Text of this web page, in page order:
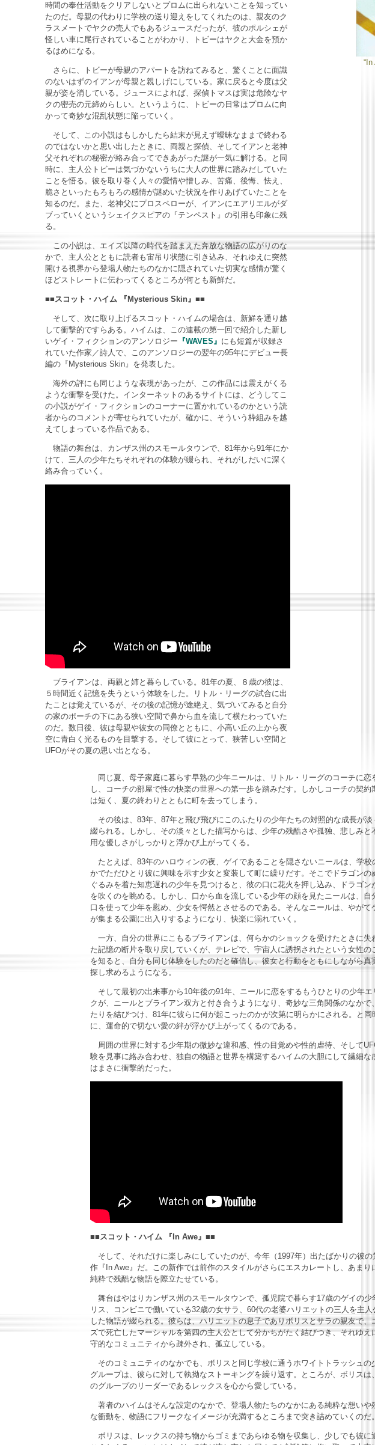
時間の奉仕活動をクリアしないとプロムに出られないことを知ってい
たのだ。母親の代わりに学校の送り迎えをしてくれたのは、親友のク
ラスメートでヤクの売人でもあるジュースだったが、彼のポルシェが
怪しい車に尾行されていることがわかり、トビーはヤクと大金を預か
るはめになる。
さらに、トビーが母親のアパートを訪ねてみると、驚くことに面識
のないはずのイアンが母親と親しげにしている。家に戻ると今度は父
親が姿を消している。ジュースによれば、探偵トマスは実は危険なヤ
クの密売の元締めらしい。というように、トビーの日常はプロムに向
かって奇妙な混乱状態に陥っていく。
そして、この小説はもしかしたら結末が見えず曖昧なままで終わる
のではないかと思い出したときに、両親と探偵、そしてイアンと老神
父それぞれの秘密が絡み合ってできあがった謎が一気に解ける。と同
時に、主人公トビーは気づかないうちに大人の世界に踏みだしていた
ことを悟る。彼を取り巻く人々の愛情や憎しみ、苦痛、後悔、怯え、
脆さといったもろもろの感情が謎めいた状況を作りあげていたことを
知るのだ。また、老神父にプロスペローが、イアンにエアリエルがダ
ブっていくというシェイクスピアの『テンペスト』の引用も印象に残
る。
この小説は、エイズ以降の時代を踏まえた奔放な物語の広がりのな
かで、主人公とともに読者も宙吊り状態に引き込み、それゆえに突然
開ける視界から登場人物たちのなかに隠されていた切実な感情が驚く
ほどストレートに伝わってくるところが何とも新鮮だ。
■■スコット・ハイム 『Mysterious Skin』■■
そして、次に取り上げるスコット・ハイムの場合は、新鮮を通り越
して衝撃的ですらある。ハイムは、この連載の第一回で紹介した新し
いゲイ・フィクションのアンソロジー 『WAVES』 にも短篇が収録さ
れていた作家／詩人で、このアンソロジーの翌年の95年にデビュー長
編の『Mysterious Skin』を発表した。
海外の評にも同じような表現があったが、この作品には震えがくる
ような衝撃を受けた。インターネットのあるサイトには、どうしてこ
の小説がゲイ・フィクションのコーナーに置かれているのかという読
者からのコメントが寄せられていたが、確かに、そういう枠組みを越
えてしまっている作品である。
物語の舞台は、カンザス州のスモールタウンで、81年から91年にか
けて、三人の少年たちそれぞれの体験が綴られ、それがしだいに深く
絡み合っていく。
ブライアンは、両親と姉と暮らしている。81年の夏、８歳の彼は、
５時間近く記憶を失うという体験をした。リトル・リーグの試合に出
たことは覚えているが、その後の記憶が途絶え、気づいてみると自分
の家のポーチの下にある狭い空間で鼻から血を流して横たわっていた
のだ。数日後、彼は母親や彼女の同僚とともに、小高い丘の上から夜
空に青白く光るものを目撃する。そして彼にとって、狭苦しい空間と
UFOがその夏の思い出となる。
同じ夏、母子家庭に暮らす早熟の少年ニールは、リトル・リーグのコーチに恋
し、コーチの部屋で性の快楽の世界への第一歩を踏みだす。しかしコーチの契約
は短く、夏の終わりとともに町を去ってしまう。
その後は、83年、87年と飛び飛びにこのふたりの少年たちの対照的な成長が淡
綴られる。しかし、その淡々とした描写からは、少年の残酷さや孤独、悲しみと
用な優しさがしっかりと浮かび上がってくる。
たとえば、83年のハロウィンの夜、ゲイであることを隠さないニールは、学校
かでただひとり彼に興味を示す少女と変装して町に繰りだす。そこでドラゴンの
ぐるみを着た知恵遅れの少年を見つけると、彼の口に花火を押し込み、ドラゴン
を吹くのを眺める。しかし、口から血を流している少年の顔を見たニールは、自
口を使って少年を慰め、少女を愕然とさせるのである。そんなニールは、やがて
が集まる公園に出入りするようになり、快楽に溺れていく。
一方、自分の世界にこもるブライアンは、何らかのショックを受けたときに失
た記憶の断片を取り戻していくが、テレビで、宇宙人に誘拐されたという女性の
を知ると、自分も同じ体験をしたのだと確信し、彼女と行動をともにしながら真
探し求めるようになる。
そして最初の出来事から10年後の91年、ニールに恋をするもうひとりの少年エ
クが、ニールとブライアン双方と付き合うようになり、奇妙な三角関係のなかで
たりを結びつけ、81年に彼らに何が起こったのかが次第に明らかにされる。と同
に、運命的で切ない愛の絆が浮かび上がってくるのである。
周囲の世界に対する少年期の微妙な違和感、性の目覚めや性的虐待、そして
験を見事に絡み合わせ、独自の物語と世界を構築するハイムの大胆にして繊細な
はまさに衝撃的だった。
■■スコット・ハイム 『In Awe』■■
そして、それだけに楽しみにしていたのが、今年（1997年）出たばかりの彼の
作『In Awe』だ。この新作では前作のスタイルがさらにエスカレートし、あまり
純粋で残酷な物語を際立たせている。
舞台はやはりカンザス州のスモールタウンで、孤児院で暮らす17歳のゲイの少
リス、コンビニで働いている32歳の女サラ、60代の老婆ハリエットの三人を主人
した物語が綴られる。彼らは、ハリエットの息子でありボリスとサラの親友で、
ズで死亡したマーシャルを第四の主人公として分かちがたく結びつき、それゆえ
守的なコミュニティから疎外され、孤立している。
そのコミュニティのなかでも、ボリスと同じ学校に通うホワイトトラッシュの
グループは、彼らに対して執拗なストーキングを繰り返す。ところが、ボリスは
のグループのリーダーであるレックスを心から愛している。
著者のハイムはそんな設定のなかで、登場人物たちのなかにある純粋な想いや
な衝動を、物語にフリークなイメージが充満するところまで突き詰めていくのだ。
ボリスは、レックスの持ち物からゴミまであらゆる物を収集し、少しでも彼に